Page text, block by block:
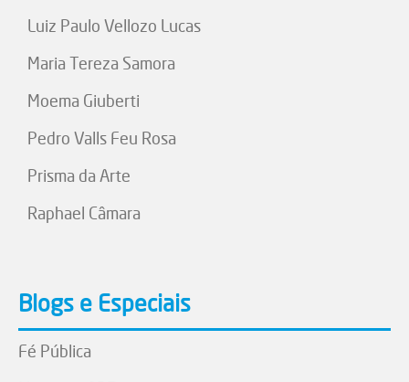
Luiz Paulo Vellozo Lucas
Maria Tereza Samora
Moema Giuberti
Pedro Valls Feu Rosa
Prisma da Arte
Raphael Câmara
Blogs e Especiais
Fé Pública